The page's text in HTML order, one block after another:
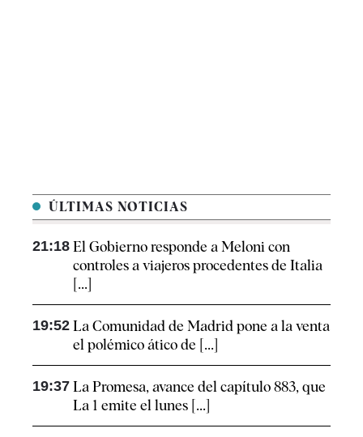
ÚLTIMAS NOTICIAS
21:18 El Gobierno responde a Meloni con
controles a viajeros procedentes de Italia
[...]
19:52 La Comunidad de Madrid pone a la venta
el polémico ático de [...]
19:37 La Promesa, avance del capítulo 883, que
La 1 emite el lunes [...]